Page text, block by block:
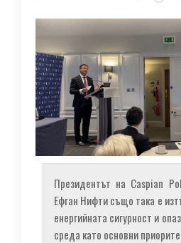
Президентът на Caspian
Ефган Нифти също така е
енергийната сигурност и
среда като основни